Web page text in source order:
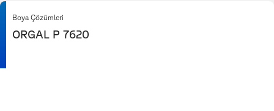
Boya Çözümleri
ORGAL P 7620